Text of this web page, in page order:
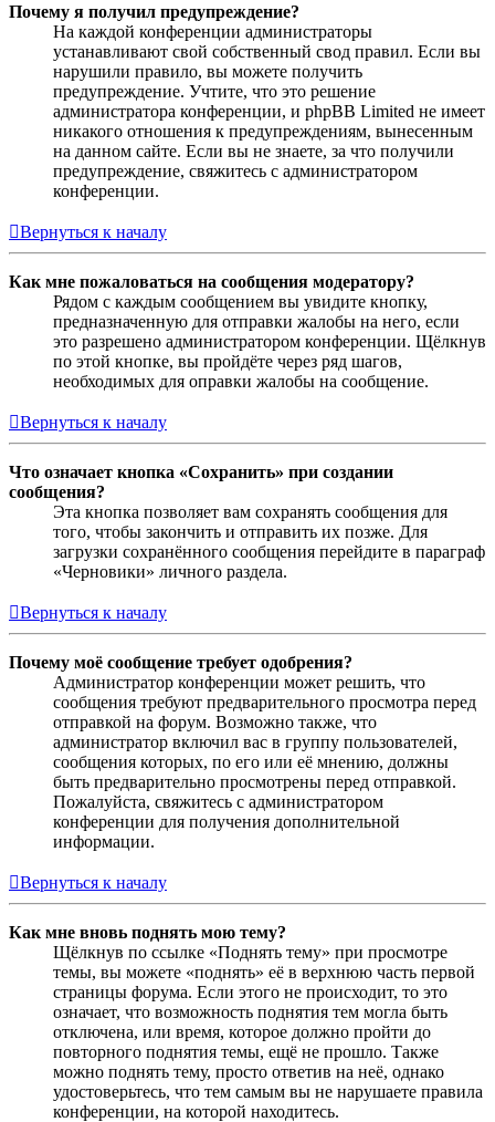
Почему я получил предупреждение?
На каждой конференции администраторы
устанавливают свой собственный свод правил. Если вы
нарушили правило, вы можете получить
предупреждение. Учтите, что это решение
администратора конференции, и phpBB Limited не имеет
никакого отношения к предупреждениям, вынесенным
на данном сайте. Если вы не знаете, за что получили
предупреждение, свяжитесь с администратором
конференции.
Вернуться к началу
Как мне пожаловаться на сообщения модератору?
Рядом с каждым сообщением вы увидите кнопку,
предназначенную для отправки жалобы на него, если
это разрешено администратором конференции. Щёлкнув
по этой кнопке, вы пройдёте через ряд шагов,
необходимых для оправки жалобы на сообщение.
Вернуться к началу
Что означает кнопка «Сохранить» при создании
сообщения?
Эта кнопка позволяет вам сохранять сообщения для
того, чтобы закончить и отправить их позже. Для
загрузки сохранённого сообщения перейдите в параграф
«Черновики» личного раздела.
Вернуться к началу
Почему моё сообщение требует одобрения?
Администратор конференции может решить, что
сообщения требуют предварительного просмотра перед
отправкой на форум. Возможно также, что
администратор включил вас в группу пользователей,
сообщения которых, по его или её мнению, должны
быть предварительно просмотрены перед отправкой.
Пожалуйста, свяжитесь с администратором
конференции для получения дополнительной
информации.
Вернуться к началу
Как мне вновь поднять мою тему?
Щёлкнув по ссылке «Поднять тему» при просмотре
темы, вы можете «поднять» её в верхнюю часть первой
страницы форума. Если этого не происходит, то это
означает, что возможность поднятия тем могла быть
отключена, или время, которое должно пройти до
повторного поднятия темы, ещё не прошло. Также
можно поднять тему, просто ответив на неё, однако
удостоверьтесь, что тем самым вы не нарушаете правила
конференции, на которой находитесь.